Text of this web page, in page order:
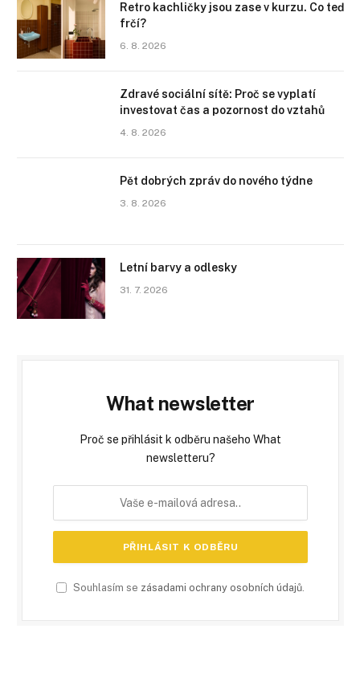
Retro kachličky jsou zase v kurzu. Co teď
frčí?
6. 8. 2026
Zdravé sociální sítě: Proč se vyplatí
investovat čas a pozornost do vztahů
4. 8. 2026
Pět dobrých zpráv do nového týdne
3. 8. 2026
Letní barvy a odlesky
31. 7. 2026
What newsletter
Proč se přihlásit k odběru našeho What
newsletteru?
Souhlasím se zásadami ochrany osobních údajů